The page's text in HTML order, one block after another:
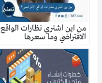
من اين اشتري نظارات الواقع
الافتراضي وما سعرها